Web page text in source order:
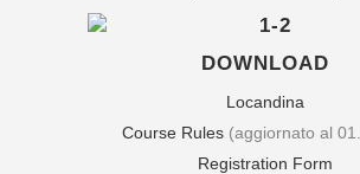
DOWNLOAD
Locandina
Course Rules(aggiornato al
Registration Form